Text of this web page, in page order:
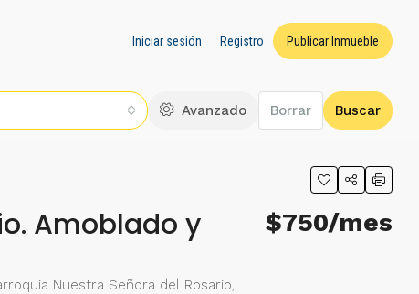
Iniciar sesión Registro Publicar Inmueble
Avanzado Borrar Buscar
Amoblado y
Nuestra Señora del Rosario,
$750/mes